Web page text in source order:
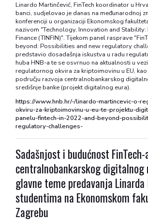
Linardo Martinčević, FinTech koordinator u
banci, sudjelovao je danas na međunarodnoj
konferenciji u organizaciji Ekonomskog
nazivom "Technology, Innovation and
Finance (TINFIN)". Tijekom panel rasprave
beyond: Possibilities and new regulatory
predstavio dosadašnja iskustva u radu
huba HNB-a te se osvrnuo na aktualnosti u
regulatornog okvira za kriptoimovinu u EU, kao
području razvoja centralnobankarskog
središnje banke (projekt digitalnog eura).
https://www.hnb.hr/-/linardo-martincevic-o-
okviru-za-kriptoimovinu-u-eu-te-projektu-
panelu-fintech-in-2022-and-beyond-
regulatory-challenges-
Sadašnjost i budućnost FinTech-
centralnobankarskog digitalnog
glavne teme predavanja
studentima na Ekonomskom
Zagrebu